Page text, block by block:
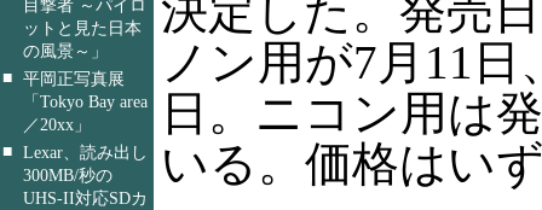
目撃者 ～パイロ
ットと見た日本
の風景～」
■ 平岡正写真展
「Tokyo Bay area
／20xx」
■ Lexar、読み出し
300MB/秒の
UHS-II対応SDカ
決定した。発売
ノン用が7月11
日。ニコン用は
いる。価格はい